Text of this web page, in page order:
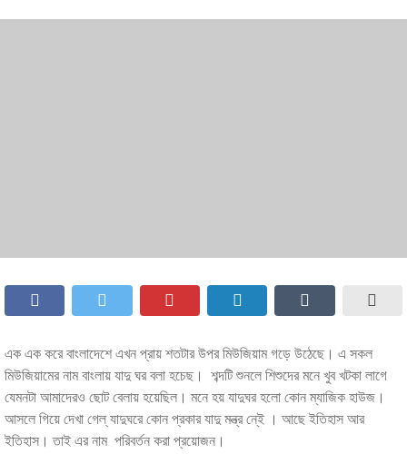
এক এক করে বাংলাদেশে এখন প্রায় শতটার উপর মিউজিয়াম গড়ে উঠেছে। এ সকল
মিউজিয়ামের নাম বাংলায় যাদু ঘর বলা হচেছ। শব্দটি শুনলে শিশুদের মনে খুব খটকা লাগে
যেমনটা আমাদেরও ছোট বেলায় হয়েছিল। মনে হয় যাদুঘর হলো কোন ম্যাজিক হাউজ।
আসলে গিয়ে দেখা গেল্ যাদুঘরে কোন প্রকার যাদু মন্ত্র নে্ই । আছে ইতিহাস আর
ইতিহাস। তাই এর নাম পরিবর্তন করা প্রয়োজন।